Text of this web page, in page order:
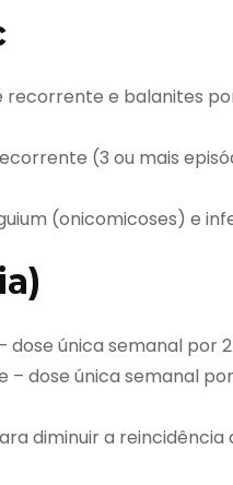
e balanites
(3 ou mais
(onicomicoses) e
única semanal por
dose única semanal
diminuir a